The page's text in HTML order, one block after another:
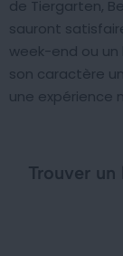
de Tiergarten,
sauront
week-end ou
son caractère
une expérience
Trouver